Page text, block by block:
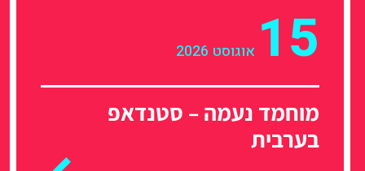
15 אוגוסט 2026
מוחמד נעמה – סטנדאפ
בערבית